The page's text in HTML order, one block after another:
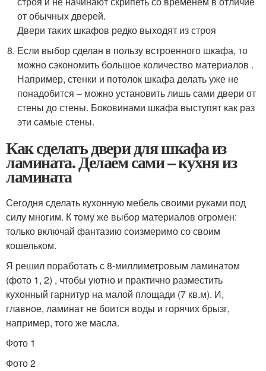
от обычных дверей.
Двери таких шкафов редко выходят из строя
Если выбор сделан в пользу встроенного шкафа, то
можно сэкономить большое количество материалов .
Например, стенки и потолок шкафа делать уже не
понадобится – можно установить лишь сами двери от
стены до стены. Боковинами шкафа выступят как раз
эти самые стены.
Как сделать двери для шкафа из
ламината. Делаем сами – кухня из
ламината
Сегодня сделать кухонную мебель своими руками под
силу многим. К тому же выбор материалов огромен:
только включай фантазию соизмеримо со своим
кошельком.
Я решил поработать с 8-миллиметровым ламинатом
(фото 1, 2) , чтобы уютно и практично разместить
кухонный гарнитур на малой площади (7 кв.м). И,
главное, ламинат не боится воды и горячих брызг,
например, того же масла.
Фото 1
Фото 2